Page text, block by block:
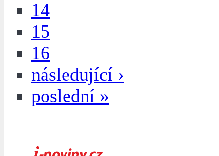
14
15
16
následující ›
poslední »